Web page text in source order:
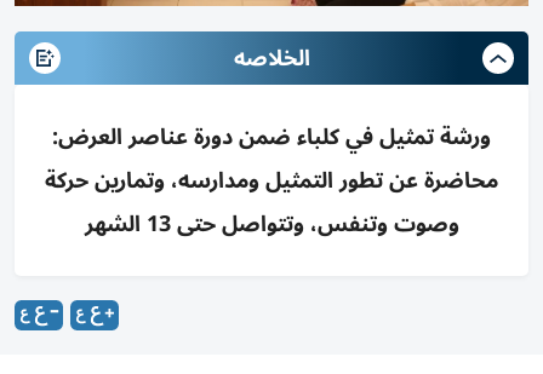
الخلاصه
ورشة تمثيل في كلباء ضمن دورة عناصر العرض:
محاضرة عن تطور التمثيل ومدارسه، وتمارين حركة
وصوت وتنفس، وتتواصل حتى 13 الشهر